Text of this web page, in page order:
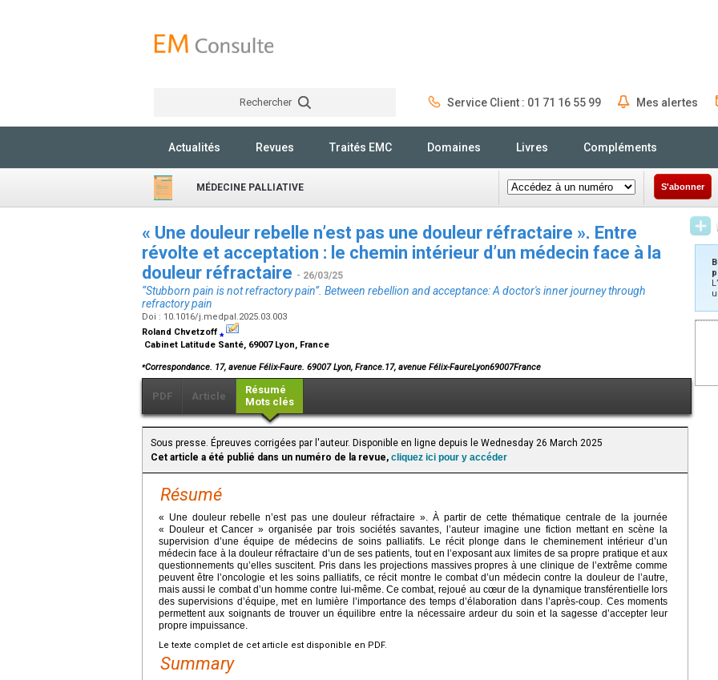
Rechercher Service Client : 01 71 16 55 99 Mes alertes
Actualités Revues Traités EMC Domaines Livres Compléments
MÉDECINE PALLIATIVE S'abonner
« Une douleur rebelle n’est pas une douleur réfractaire ». Entre
révolte et acceptation : le chemin intérieur d’un médecin face à la
douleur réfractaire - 26/03/25
“Stubborn pain is not refractory pain”. Between rebellion and acceptance: A doctor's inner journey through
refractory pain
Doi : 10.1016/j.medpal.2025.03.003
Roland Chvetzoff ⁎
Cabinet Latitude Santé, 69007 Lyon, France
⁎Correspondance. 17, avenue Félix-Faure. 69007 Lyon, France.17, avenue Félix-FaureLyon69007France
PDF Article
Résumé
Mots clés
Sous presse. Épreuves corrigées par l'auteur. Disponible en ligne depuis le Wednesday 26 March 2025
Cet article a été publié dans un numéro de la revue, cliquez ici pour y accéder
Résumé
« Une douleur rebelle n’est pas une douleur réfractaire ». À partir de cette thématique centrale de la journée
« Douleur et Cancer » organisée par trois sociétés savantes, l’auteur imagine une fiction mettant en scène la
supervision d’une équipe de médecins de soins palliatifs. Le récit plonge dans le cheminement intérieur d’un
médecin face à la douleur réfractaire d’un de ses patients, tout en l’exposant aux limites de sa propre pratique et aux
questionnements qu’elles suscitent. Pris dans les projections massives propres à une clinique de l’extrême comme
peuvent être l’oncologie et les soins palliatifs, ce récit montre le combat d’un médecin contre la douleur de l’autre,
mais aussi le combat d’un homme contre lui-même. Ce combat, rejoué au cœur de la dynamique transférentielle lors
des supervisions d’équipe, met en lumière l’importance des temps d’élaboration dans l’après-coup. Ces moments
permettent aux soignants de trouver un équilibre entre la nécessaire ardeur du soin et la sagesse d’accepter leur
propre impuissance.
Le texte complet de cet article est disponible en PDF.
Summary